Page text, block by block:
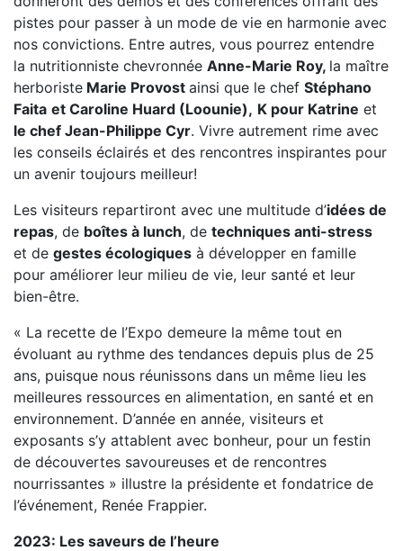
pistes pour passer à un mode de vie en harmonie avec
nos convictions. Entre autres, vous pourrez entendre
la nutritionniste chevronnée Anne-Marie Roy, la maître
herboriste Marie Provost ainsi que le chef Stéphano
Faita et Caroline Huard (Loounie), K pour Katrine et
le chef Jean-Philippe Cyr. Vivre autrement rime avec
les conseils éclairés et des rencontres inspirantes pour
un avenir toujours meilleur!
Les visiteurs repartiront avec une multitude d’idées de
repas, de boîtes à lunch, de techniques anti-stress
et de gestes écologiques à développer en famille
pour améliorer leur milieu de vie, leur santé et leur
bien-être.
« La recette de l’Expo demeure la même tout en
évoluant au rythme des tendances depuis plus de 25
ans, puisque nous réunissons dans un même lieu les
meilleures ressources en alimentation, en santé et en
environnement. D’année en année, visiteurs et
exposants s’y attablent avec bonheur, pour un festin
de découvertes savoureuses et de rencontres
nourrissantes » illustre la présidente et fondatrice de
l’événement, Renée Frappier.
2023: Les saveurs de l’heure